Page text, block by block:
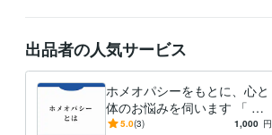
旅行 観光 ホメオパシー 代替療法
Web制作・HP作成・EC構築 公式LINE作成
公式LINE 資料作成 データ整理
語学力
日常会話レベル
出品者の人気サービス
ホメオパシーをもとに、心と
体のお悩みを伺います 「 な
んとなく不調が続く・誰かに
5.0(3) 1,000 円